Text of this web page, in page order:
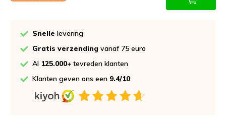
Snelle levering
Gratis verzending vanaf 75 euro
Al 125.000+ tevreden klanten
Klanten geven ons een 9.4/10